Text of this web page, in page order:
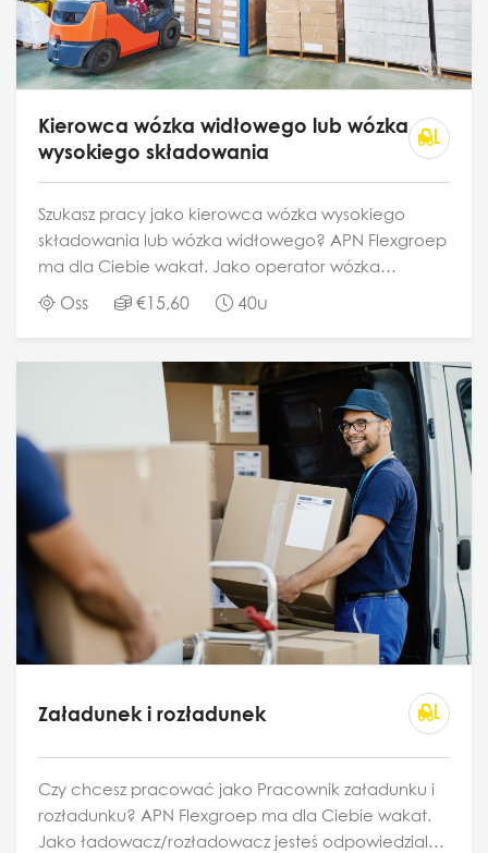
Kierowca wózka widłowego lub wózka
wysokiego składowania
Szukasz pracy jako kierowca wózka wysokiego
składowania lub wózka widłowego? APN Flexgroep
ma dla Ciebie wakat. Jako operator wózka
wysokiego składowania lub wózka widłowego
jesteś odpowiedzialny za przemieszczanie...
Oss €15,60 40u
Załadunek i rozładunek
Czy chcesz pracować jako Pracownik załadunku i
rozładunku? APN Flexgroep ma dla Ciebie wakat.
Jako ładowacz/rozładowacz jesteś odpowiedzialny